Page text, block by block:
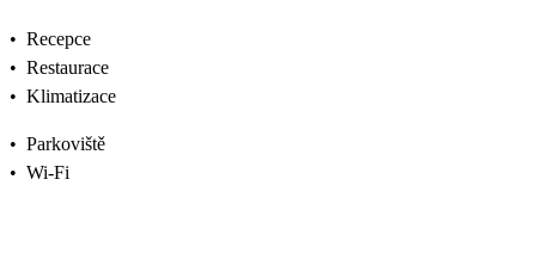
• Recepce
• Restaurace
• Klimatizace
• Parkoviště
• Wi-Fi